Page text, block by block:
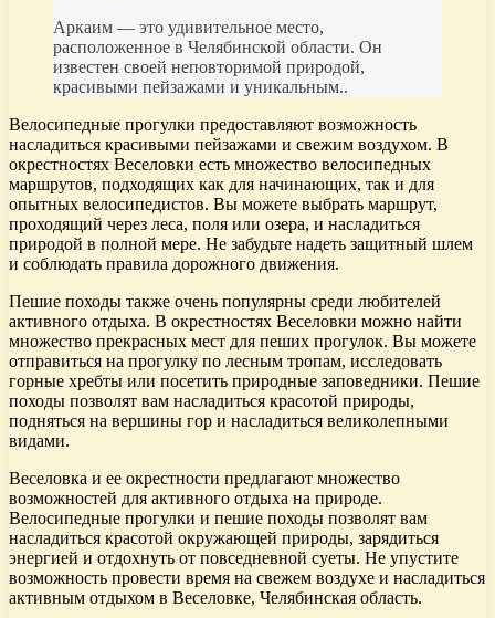
Аркаим — это удивительное место,
расположенное в Челябинской области. Он
известен своей неповторимой природой,
красивыми пейзажами и уникальным..
Велосипедные прогулки предоставляют возможность
насладиться красивыми пейзажами и свежим воздухом. В
окрестностях Веселовки есть множество велосипедных
маршрутов, подходящих как для начинающих, так и для
опытных велосипедистов. Вы можете выбрать маршрут,
проходящий через леса, поля или озера, и насладиться
природой в полной мере. Не забудьте надеть защитный шлем
и соблюдать правила дорожного движения.
Пешие походы также очень популярны среди любителей
активного отдыха. В окрестностях Веселовки можно найти
множество прекрасных мест для пеших прогулок. Вы можете
отправиться на прогулку по лесным тропам, исследовать
горные хребты или посетить природные заповедники. Пешие
походы позволят вам насладиться красотой природы,
подняться на вершины гор и насладиться великолепными
видами.
Веселовка и ее окрестности предлагают множество
возможностей для активного отдыха на природе.
Велосипедные прогулки и пешие походы позволят вам
насладиться красотой окружающей природы, зарядиться
энергией и отдохнуть от повседневной суеты. Не упустите
возможность провести время на свежем воздухе и насладиться
активным отдыхом в Веселовке, Челябинская область.